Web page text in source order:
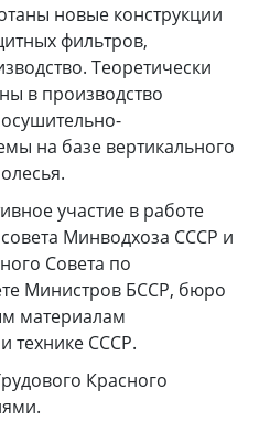
новые конструкции
фильтров,
Теоретически
в производство
на базе вертикального
участие в работе
Минводхоза СССР и
Совета по
Министров БССР, бюро
материалам
технике СССР.
Красного